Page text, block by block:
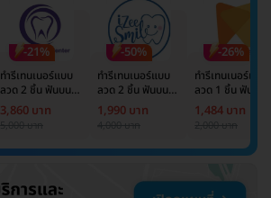
-21%
ทำรีเทนเนอร์แบบ
ลวด 2 ชิ้น ฟันบน
และล่าง
3,860 บาท
-50%
ทำรีเทนเนอร์แบบ
ลวด 2 ชิ้น ฟันบน
และล่าง
1,990 บาท
-26%
ทำรีเทนเนอร์แบบ
ลวด 1 ชิ้น ฟันบน
หรือล่าง
1,484 บาท